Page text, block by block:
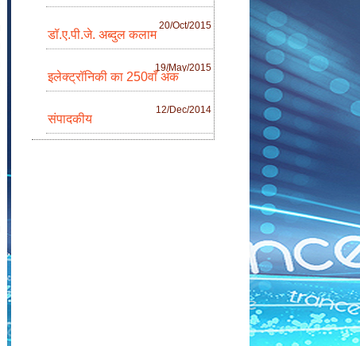
20/Oct/2015
डॉ.ए.पी.जे. अब्दुल कलाम
19/May/2015
इलेक्ट्रॉनिकी का 250वाँ अंक
12/Dec/2014
संपादकीय